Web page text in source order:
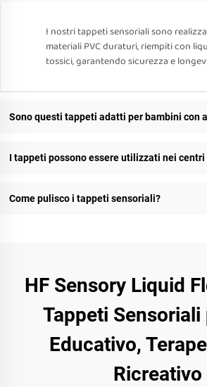
I nostri tappeti sensoriali sono
materiali PVC duraturi, riempiti con
tossici, garantendo sicurezza e
Sono questi tappeti adatti per bambini con
I tappeti possono essere utilizzati nei centri
Come pulisco i tappeti sensoriali?
HF Sensory Liquid
Tappeti Sensoriali
Educativo,
Ricreativo